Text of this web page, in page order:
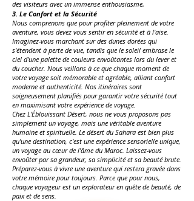
des visiteurs avec un immense enthousiasme.
3. Le Confort et la Sécurité
Nous comprenons que pour profiter pleinement de votre
aventure, vous devez vous sentir en sécurité et à l'aise.
Imaginez-vous marchant sur des dunes dorées qui
s'étendent à perte de vue, tandis que le soleil embrase le
ciel d'une palette de couleurs envoûtantes lors du lever et
du coucher. Nous veillons à ce que chaque moment de
votre voyage soit mémorable et agréable, alliant confort
moderne et authenticité. Nos itinéraires sont
soigneusement planifiés pour garantir votre sécurité tout
en maximisant votre expérience de voyage.
Chez L'Éblouissant Désert, nous ne vous proposons pas
simplement un voyage, mais une véritable aventure
humaine et spirituelle. Le désert du Sahara est bien plus
qu'une destination, c'est une expérience sensorielle unique,
un voyage au cœur de l'âme du Maroc. Laissez-vous
envoûter par sa grandeur, sa simplicité et sa beauté brute.
Préparez-vous à vivre une aventure qui restera gravée dans
votre mémoire pour toujours. Parce que pour nous,
chaque voyageur est un explorateur en quête de beauté, de
paix et de sens.